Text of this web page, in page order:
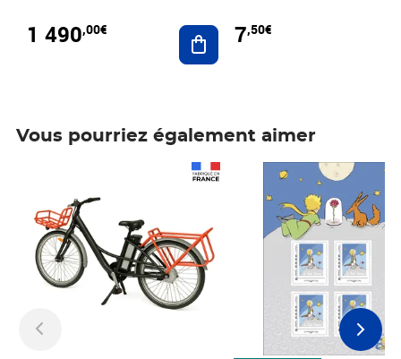
1 490,00€ Ajouter au panier
7,50€
Vous pourriez également aimer
Prix 7,50€